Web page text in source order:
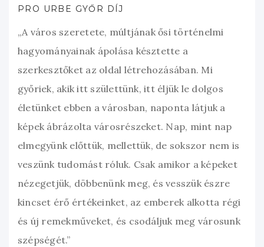
PRO URBE GYŐR DÍJ
„A város szeretete, múltjának ősi történelmi
hagyományainak ápolása késztette a
szerkesztőket az oldal létrehozásában. Mi
győriek, akik itt születtünk, itt éljük le dolgos
életünket ebben a városban, naponta látjuk a
képek ábrázolta városrészeket. Nap, mint nap
elmegyünk előttük, mellettük, de sokszor nem is
veszünk tudomást róluk. Csak amikor a képeket
nézegetjük, döbbenünk meg, és vesszük észre
kincset érő értékeinket, az emberek alkotta régi
és új remekműveket, és csodáljuk meg városunk
szépségét.”